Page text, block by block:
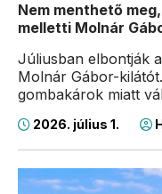
Nem menthető
melletti Molnár
Júliusban elbontják
Molnár Gábor-
gombakárok miatt
2026. július 1.